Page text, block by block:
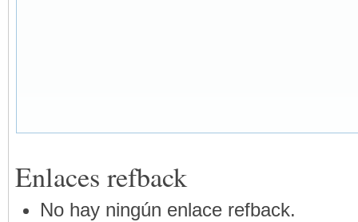
Enlaces refback
No hay ningún enlace refback.